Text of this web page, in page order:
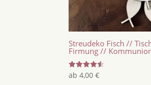
Streudeko Fisch //
Firmung //
Bewertet
mit
ab4,00€